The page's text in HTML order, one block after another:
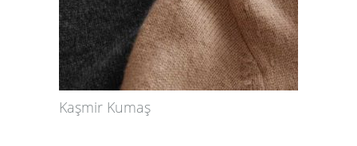
Kaşmir Kumaş